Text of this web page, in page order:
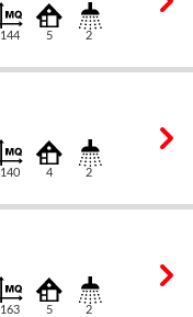
144 5 2
140 4 2
163 5 2